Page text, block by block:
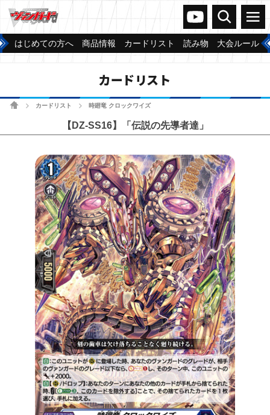
ヴァンガードch
検索 メニュー
はじめての方へ 商品情報 カードリスト 読み物 大会ルール
カードリスト
ホームカードリスト 時廻竜 クロックワイズ
【DZ-SS16】「伝説の先導者達」